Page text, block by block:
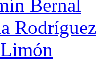
Bernal
Rodríguez